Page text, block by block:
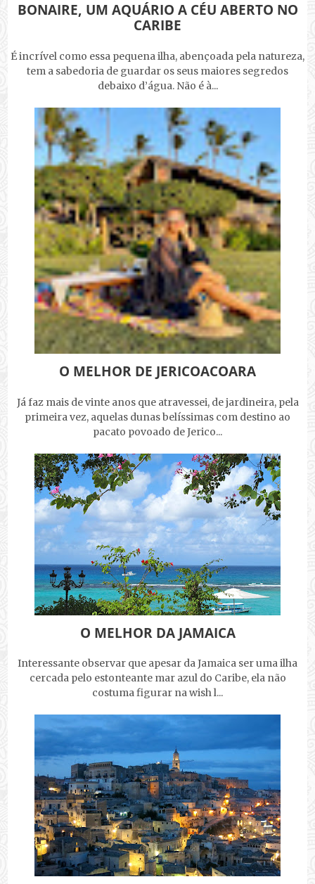
BONAIRE, UM AQUÁRIO A CÉU ABERTO NO
CARIBE
É incrível como essa pequena ilha, abençoada pela natureza,
tem a sabedoria de guardar os seus maiores segredos
debaixo d’água. Não é à...
O MELHOR DE JERICOACOARA
Já faz mais de vinte anos que atravessei, de jardineira, pela
primeira vez, aquelas dunas belíssimas com destino ao
pacato povoado de Jerico...
O MELHOR DA JAMAICA
Interessante observar que apesar da Jamaica ser uma ilha
cercada pelo estonteante mar azul do Caribe, ela não
costuma figurar na wish l...